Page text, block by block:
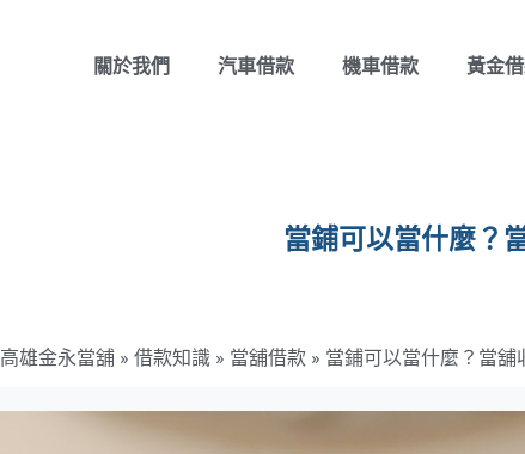
關於我們 汽車借款 機車借款 黃金
當鋪可以當什麼？
高雄金永當舖» 借款知識» 當舖借款 » 當鋪可以當什麼？當舖